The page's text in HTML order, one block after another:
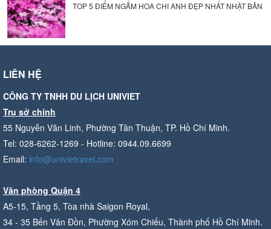
TOP 5 ĐIỂM NGẮM HOA CHI ANH ĐẸP NHẤT NHẬT BẢN
LIÊN HỆ
CÔNG TY TNHH DU LỊCH UNIVIET
Trụ sở chính
55 Nguyễn Văn Linh, Phường Tân Thuận, TP. Hồ Chí Minh.
Tel: 028-6262-1269 - Hotline: 0944.09.6699
Email: info@univietravel.com
Văn phòng Quận 4
A5-15, Tầng 5, Tòa nhà Saigon Royal,
34 - 35 Bến Vân Đồn, Phường Xóm Chiếu, Thành phố Hồ Chí Minh.